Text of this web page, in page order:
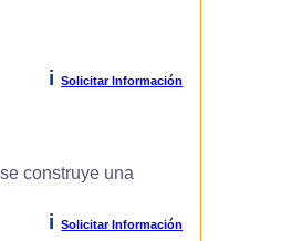
i Solicitar Información
construye una
i Solicitar Información